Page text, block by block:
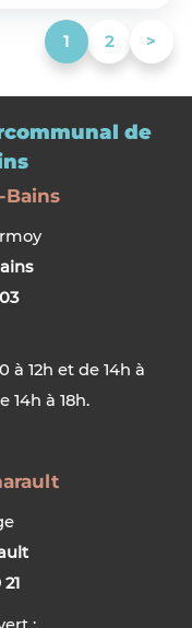
1
(current) 2 >
de
Bains
12h et de 14h à
14h à 18h.